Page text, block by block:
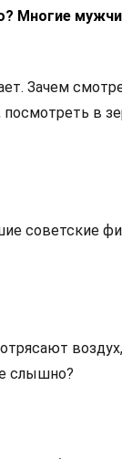
Многие
Зачем
в
советские
слышно?